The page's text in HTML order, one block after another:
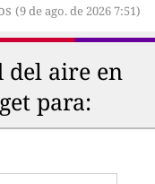
(9 de ago. de 2026 7:51)
del aire en
para: